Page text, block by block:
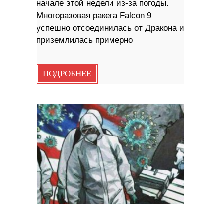
начале этой недели из-за погоды.
Многоразовая ракета Falcon 9
успешно отсоединилась от Дракона и
приземлилась примерно
ПОДРОБНЕЕ